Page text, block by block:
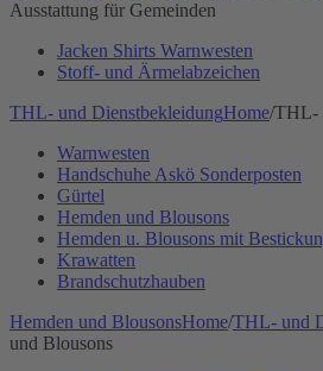
Ausstattung für Gemeinden
Jacken Shirts Warnwesten
Stoff- und Ärmelabzeichen
THL- und DienstbekleidungHome/THL-
Warnwesten
Handschuhe Askö Sonderposten
Gürtel
Hemden und Blousons
Hemden u. Blousons mit
Krawatten
Brandschutzhauben
Hemden und BlousonsHome/THL- und
und Blousons